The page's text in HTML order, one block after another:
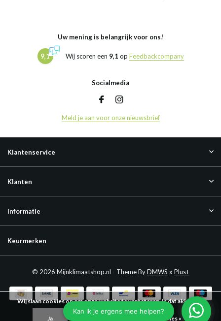
Uw mening is belangrijk voor ons!
9,1 Wij scoren een 9,1 op Feedbackcompany
Socialmedia
Meld je aan voor onze nieuwsbrief
Klantenservice
Klanten
Informatie
Keurmerken
© 2026 Mijnklimaatshop.nl - Theme ByDMWS x Plus+
Wij slaan cookies op om onze website te verbeteren. Is dat akkoord?
Ja Meer over cookies »